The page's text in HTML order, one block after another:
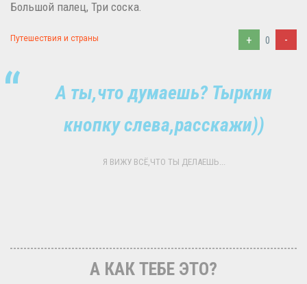
Большой палец, Три соска.
Путешествия и страны + 0 -
А ты,что думаешь? Тыркни
кнопку слева,расскажи))
Я ВИЖУ ВСЁ,ЧТО ТЫ ДЕЛАЕШЬ...
А КАК ТЕБЕ ЭТО?